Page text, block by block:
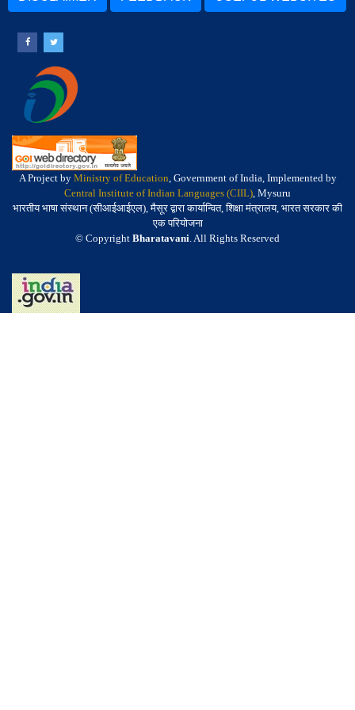
A Project by Ministry of Education, Government of India, Implemented by
Central Institute of Indian Languages (CIIL), Mysuru
भारतीय भाषा संस्थान (सीआईआईएल), मैसूर द्वारा कार्यान्वित, शिक्षा मंत्रालय, भारत सरकार की
एक परियोजना
© Copyright Bharatavani. All Rights Reserved